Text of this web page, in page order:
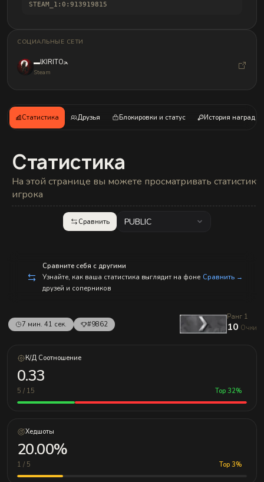
STEAM_1:0:913919815
СОЦИАЛЬНЫЕ СЕТИ
▬lKIRITOﺤ
Steam
Статистика Друзья Блокировки и статус История наград
Статистика
На этой странице вы можете просматривать статистику
игрока
Сравнить PUBLIC
Сравните себя с другими
Узнайте, как ваша статистика выглядит на фоне
друзей и соперников
Сравнить →
7 мин. 41 сек. #9862
Ранг 1
10 Очки
К/Д Соотношение
0.33
5 / 15 Top 32%
Хедшоты
20.00%
1 / 5 Top 3%
д
л
в